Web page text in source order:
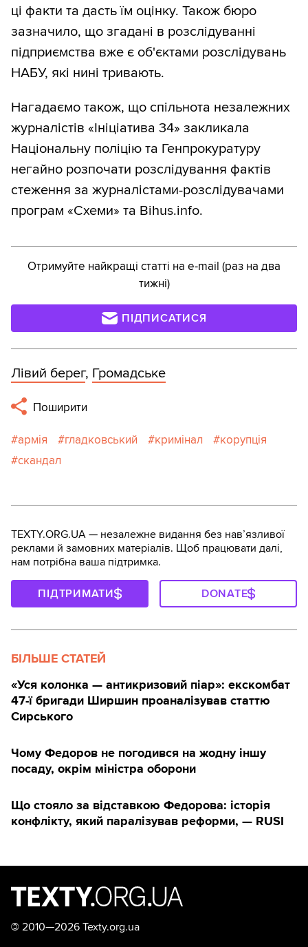
ці факти та дасть їм оцінку. Також бюро
зазначило, що згадані в розслідуванні
підприємства вже є об'єктами розслідувань
НАБУ, які нині тривають.
Нагадаємо також, що спільнота незалежних
журналістів «Ініціатива 34» закликала
Національну поліцію та Генпрокуратуру
негайно розпочати розслідування фактів
стеження за журналістами-розслідувачами
програм «Схеми» та Bihus.info.
Отримуйте найкращі статті на e-mail (раз на два
тижні)
ПІДПИСАТИСЯ
Лівий берег, Громадське
Поширити
армія гладковський кримінал
корупція
скандал
TEXTY.ORG.UA — незалежне видання без навʼязливої
реклами й замовних матеріалів. Щоб працювати далі,
нам потрібна ваша підтримка.
ПІДТРИМАТИ DONATE
БІЛЬШЕ СТАТЕЙ
«Уся колонка — антикризовий піар»: екскомбат
47-ї бригади Ширшин проаналізував статтю
Сирського
Чому Федоров не погодився на жодну іншу
посаду, окрім міністра оборони
Що стояло за відставкою Федорова: історія
конфлікту, який паралізував реформи, — RUSI
© 2010—2026 Texty.org.ua